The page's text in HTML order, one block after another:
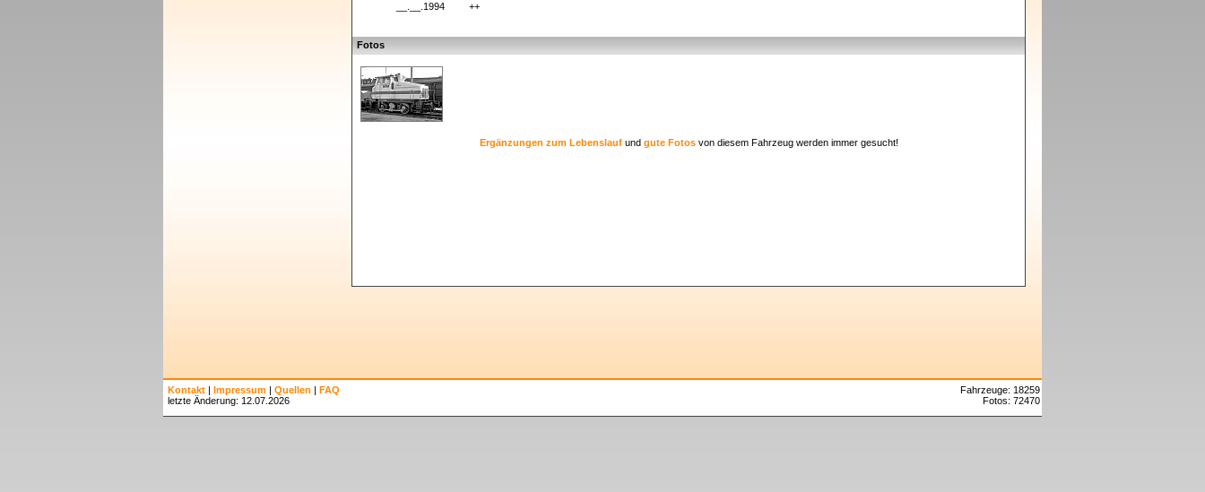
__.__.1994
++
Fotos
Ergänzungen zum Lebenslaufund gute Fotosvon diesem Fahrzeug werden immer gesucht!
Kontakt | Impressum | Quellen | FAQ
letzte Änderung: 12.07.2026
Fahrzeuge: 18259
Fotos: 72470